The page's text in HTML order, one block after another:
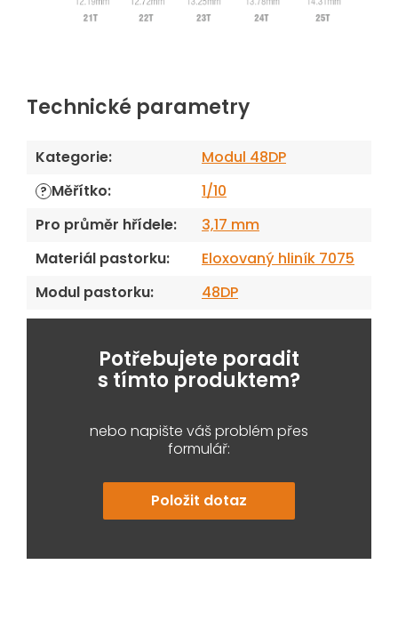
Technické parametry
Kategorie: Modul 48DP
? Měřítko:
1/10
Pro průměr hřídele:
3,17 mm
Materiál pastorku:
Eloxovaný hliník 7075
Modul pastorku: 48DP
Potřebujete poradit
s tímto produktem?
nebo napište váš problém přes
formulář:
Položit dotaz